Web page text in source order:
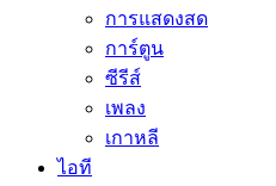
การแสดงสด
การ์ตูน
ซีรีส์
เพลง
เกาหลี
ไอที